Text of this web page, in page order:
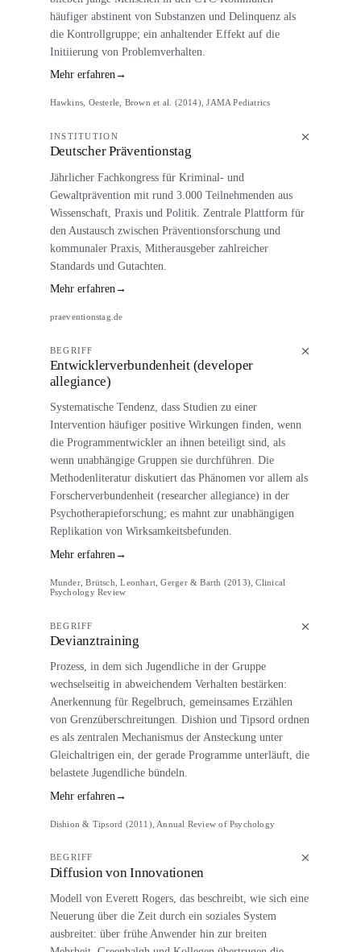
häufiger abstinent von Substanzen und Delinquenz als
die Kontrollgruppe; ein anhaltender Effekt auf die
Initiierung von Problemverhalten.
Mehr erfahren→
Hawkins, Oesterle, Brown et al. (2014), JAMA Pediatrics
INSTITUTION
Deutscher Präventionstag
Jährlicher Fachkongress für Kriminal- und
Gewaltprävention mit rund 3.000 Teilnehmenden aus
Wissenschaft, Praxis und Politik. Zentrale Plattform für
den Austausch zwischen Präventionsforschung und
kommunaler Praxis, Mitherausgeber zahlreicher
Standards und Gutachten.
Mehr erfahren→
praeventionstag.de
BEGRIFF
Entwicklerverbundenheit (developer
allegiance)
Systematische Tendenz, dass Studien zu einer
Intervention häufiger positive Wirkungen finden, wenn
die Programmentwickler an ihnen beteiligt sind, als
wenn unabhängige Gruppen sie durchführen. Die
Methodenliteratur diskutiert das Phänomen vor allem als
Forscherverbundenheit (researcher allegiance) in der
Psychotherapieforschung; es mahnt zur unabhängigen
Replikation von Wirksamkeitsbefunden.
Mehr erfahren →
Munder, Brütsch, Leonhart, Gerger & Barth (2013), Clinical
Psychology Review
BEGRIFF
Devianztraining
Prozess, in dem sich Jugendliche in der Gruppe
wechselseitig in abweichendem Verhalten bestärken:
Anerkennung für Regelbruch, gemeinsames Erzählen
von Grenzüberschreitungen. Dishion und Tipsord ordnen
es als zentralen Mechanismus der Ansteckung unter
Gleichaltrigen ein, der gerade Programme unterläuft, die
belastete Jugendliche bündeln.
Mehr erfahren →
Dishion & Tipsord (2011), Annual Review of Psychology
BEGRIFF
Diffusion von Innovationen
Modell von Everett Rogers, das beschreibt, wie sich eine
Neuerung über die Zeit durch ein soziales System
ausbreitet: über frühe Anwender hin zur breiten